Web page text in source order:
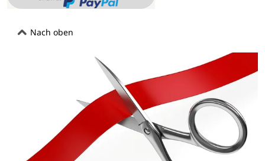
Nach oben